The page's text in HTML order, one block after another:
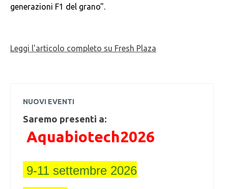
generazioni F1 del grano".
Leggi l'articolo completo su Fresh Plaza
NUOVI EVENTI
Saremo presenti a:
Aquabiotech2026
9-11 settembre 2026